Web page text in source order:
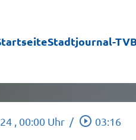
Stadtjournal-TV
, 00:00 Uhr / play_circle_outline 03:16